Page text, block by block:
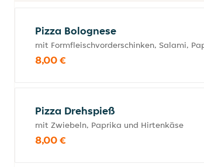
Pizza Bolognese
mit Formfleischvorderschinken, Salami,
8,00 €
Pizza Drehspieß
mit Zwiebeln, Paprika und Hirtenkäse
8,00 €